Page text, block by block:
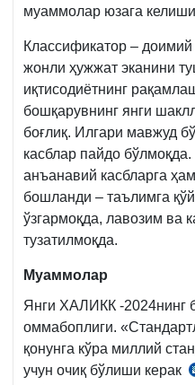
муаммолар юзага
Классификатор – доимий
жонли ҳужжат эканини
иқтисодиётнинг
бошқарувнинг янги
боғлиқ. Илгари мавжуд
касблар пайдо
анъанавий касбларга
бошланди – таълимга
ўзгармоқда, лавозим ва
тузатилмоқда.
Муаммолар
Янги ХАЛИКК -2024нинг
оммабоплиги.
қонунга кўра миллий
учун очиқ бўлиши керак